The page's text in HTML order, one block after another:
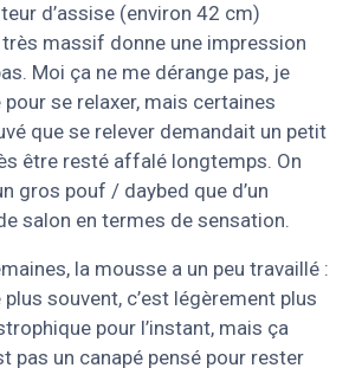
d’assise (environ 42 cm)
massif donne une impression
Moi ça ne me dérange pas, je
se relaxer, mais certaines
que se relever demandait un petit
être resté affalé longtemps. On
gros pouf / daybed que d’un
salon en termes de sensation.
la mousse a un peu travaillé :
plus souvent, c’est légèrement plus
pour l’instant, mais ça
pas un canapé pensé pour rester